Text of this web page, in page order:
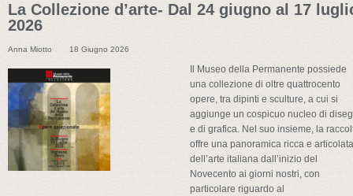
La Collezione d’arte- Dal 24 giugno al 17
2026
Anna Miotto 18 Giugno 2026
Il Museo della Permanente possiede
una collezione di oltre quattrocento
opere, tra dipinti e sculture, a cui si
aggiunge un cospicuo nucleo di
e di grafica. Nel suo insieme, la
offre una panoramica ricca e
dell’arte italiana dall’inizio del
Novecento ai giorni nostri, con
particolare riguardo al